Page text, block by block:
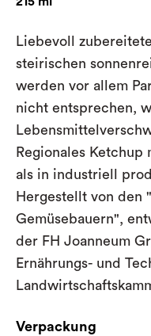
Liebevoll
steirischen
werden vor allem
nicht entsprechen,
Regionales
als in industriell
Hergestellt von den
Gemüsebauern",
der FH Joanneum
Ernährungs- und
Verpackung